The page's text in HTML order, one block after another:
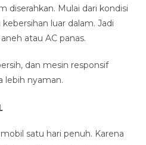
diserahkan. Mulai dari kondisi
luar dalam. Jadi
atau AC panas.
dan mesin responsif
lebih nyaman.
satu hari penuh. Karena